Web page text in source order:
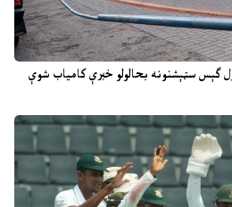
ګېس سټېشنونه بحالولو خبرې کامیاب شوې